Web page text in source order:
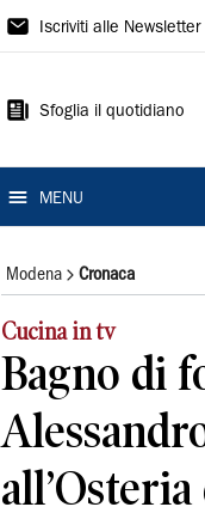
Gazzetta
Modena
Iscriviti alle Newsletter
Sfoglia il quotidiano
MENU
Modena Cronaca
Cucina in tv
Bagno di